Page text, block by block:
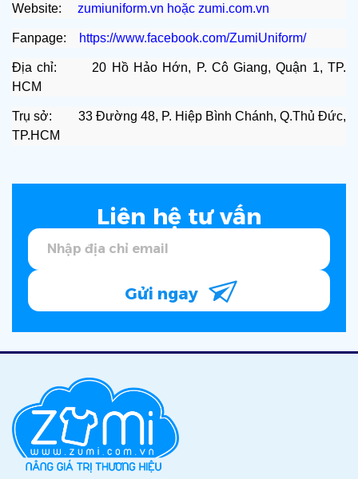
Website: zumiuniform.vn hoặc zumi.com.vn
Fanpage: https://www.facebook.com/ZumiUniform/
Địa chỉ: 20 Hồ Hảo Hớn, P. Cô Giang, Quận 1, TP.
HCM
Trụ sở: 33 Đường 48, P. Hiệp Bình Chánh, Q.Thủ Đức,
TP.HCM
Liên hệ tư vấn
Gửi ngay